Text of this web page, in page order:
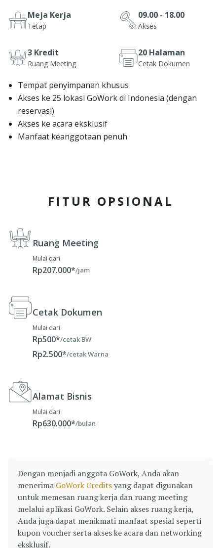
Meja Kerja
Tetap
09.00 - 18.00
Akses
3 Kredit
Ruang Meeting
20 Halaman
Cetak Dokumen
Tempat penyimpanan khusus
Akses ke 25 lokasi GoWork di Indonesia (dengan
reservasi)
Akses ke acara eksklusif
Manfaat keanggotaan penuh
FITUR OPSIONAL
Ruang Meeting
Mulai dari
Rp207.000*/jam
Cetak Dokumen
Mulai dari
Rp500*/cetak BW
Rp2.500*/cetak Warna
Alamat Bisnis
Mulai dari
Rp630.000*/bulan
Dengan menjadi anggota GoWork, Anda akan
menerima GoWork Creditsyang dapat digunakan
untuk memesan ruang kerja dan ruang meeting
melalui aplikasi GoWork. Selain akses ruang kerja,
Anda juga dapat menikmati manfaat spesial seperti
kupon voucher serta akses ke acara dan networking
eksklusif.